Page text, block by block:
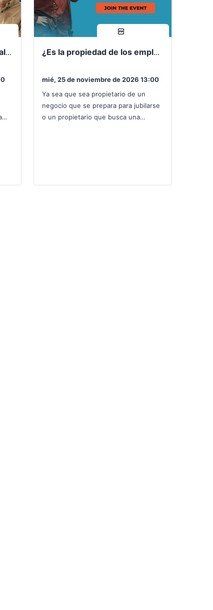
Programa Cooperativo Social: Comunidad de Práctica
compartir
¿Es la propiedad de los empleados adecuada para usted?
mié, 25 de noviembre de 2026 13:00
Ya sea que sea propietario de un
negocio que se prepara para jubilarse
o un propietario que busca una